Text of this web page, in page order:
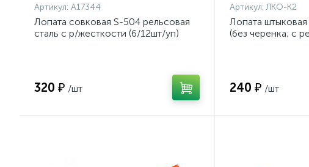
Артикул: А17344
Лопата совковая S-504 рельсовая
сталь с р/жесткости (6/12шт/уп)
320 ₽ /шт
Артикул:ЛКО-К2
Лопата
(без черенка; с
240 ₽ /шт